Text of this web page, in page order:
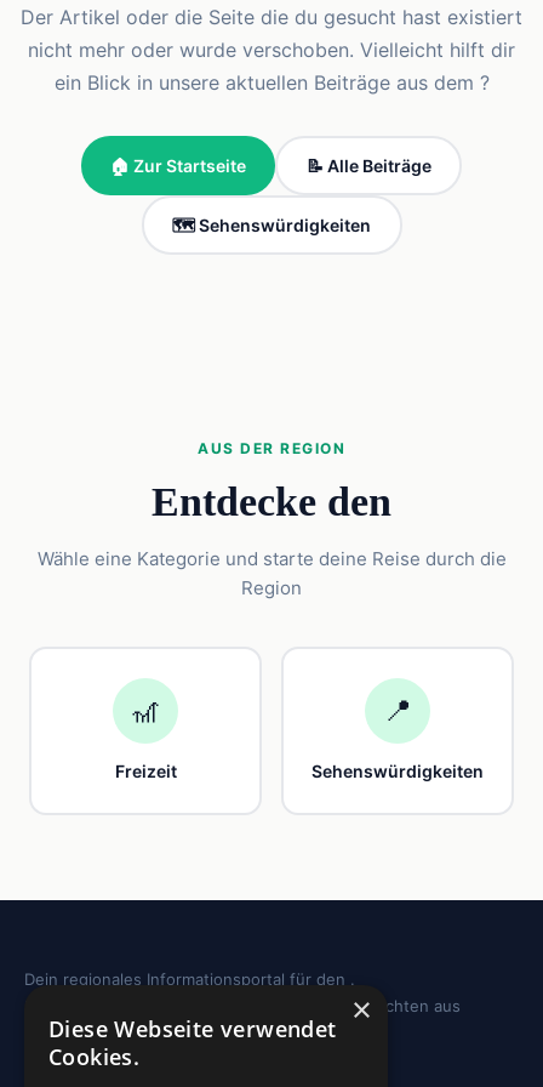
Der Artikel oder die Seite die du gesucht hast existiert
nicht mehr oder wurde verschoben. Vielleicht hilft dir
ein Blick in unsere aktuellen Beiträge aus dem ?
🏠 Zur Startseite 📝 Alle Beiträge
🗺️ Sehenswürdigkeiten
AUS DER REGION
Entdecke den
Wähle eine Kategorie und starte deine Reise durch die
Region
🎢
Freizeit
📍
Sehenswürdigkeiten
Dein regionales Informationsportal für den .
Sehenswürdigkeiten, Ausflugstipps und Geschichten aus
deiner Region.
×
Diese Webseite verwendet
Cookies.